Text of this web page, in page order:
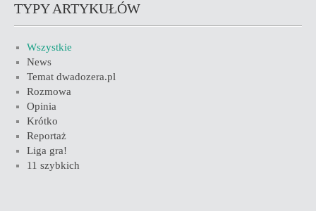
TYPY ARTYKUŁÓW
Wszystkie
News
Temat dwadozera.pl
Rozmowa
Opinia
Krótko
Reportaż
Liga gra!
11 szybkich